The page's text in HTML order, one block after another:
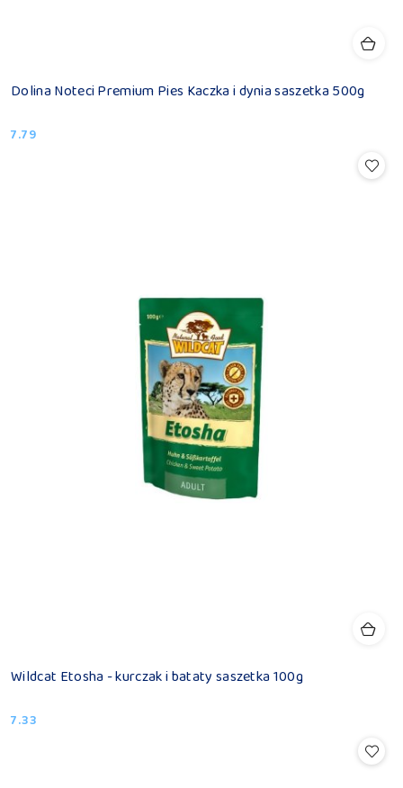
Dolina Noteci Premium Pies Kaczka i dynia saszetka 500g
Cena:
7.79
Wildcat Etosha - kurczak i bataty saszetka 100g
Cena:
7.33